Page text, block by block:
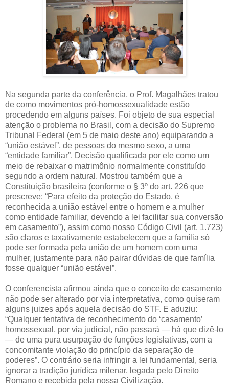
Na segunda parte da conferência, o Prof. Magalhães tratou
de como movimentos pró-homossexualidade estão
procedendo em alguns países. Foi objeto de sua especial
atenção o problema no Brasil, com a decisão do Supremo
Tribunal Federal (em 5 de maio deste ano) equiparando a
“união estável”, de pessoas do mesmo sexo, a uma
“entidade familiar”. Decisão qualificada por ele como um
meio de rebaixar o matrimônio normalmente constituído
segundo a ordem natural. Mostrou também que a
Constituição brasileira (conforme o § 3º do art. 226 que
prescreve: “Para efeito da proteção do Estado, é
reconhecida a união estável entre o homem e a mulher
como entidade familiar, devendo a lei facilitar sua conversão
em casamento”), assim como nosso Código Civil (art. 1.723)
são claros e taxativamente estabelecem que a família só
pode ser formada pela união de um homem com uma
mulher, justamente para não pairar dúvidas de que família
fosse qualquer “união estável”.
O conferencista afirmou ainda que o conceito de casamento
não pode ser alterado por via interpretativa, como quiseram
alguns juizes após aquela decisão do STF. E aduziu:
“Qualquer tentativa de reconhecimento do ‘casamento’
homossexual, por via judicial, não passará — há que dizê-lo
— de uma pura usurpação de funções legislativas, com a
concomitante violação do princípio da separação de
poderes”. O contrário seria infringir a lei fundamental, seria
ignorar a tradição jurídica milenar, legada pelo Direito
Romano e recebida pela nossa Civilização.